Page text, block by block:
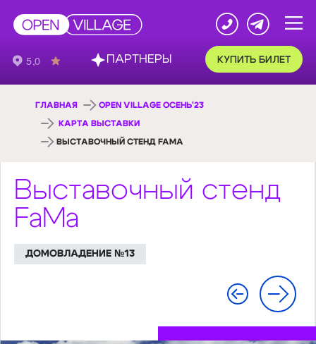
КУПИТЬ БИЛЕТ
ГЛАВНАЯ OPEN VILLAGE ОСЕНЬ'23
КАРТА ВЫСТАВКИ
ВЫСТАВОЧНЫЙ СТЕНД FAMA
Выставочный стенд
FaMa
ДОМОВЛАДЕНИЕ №13